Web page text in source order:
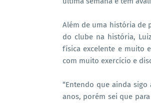
Além de uma história de
do clube na história,
física excelente e muito
com muito exercício e
“Entendo que ainda
anos, porém sei que